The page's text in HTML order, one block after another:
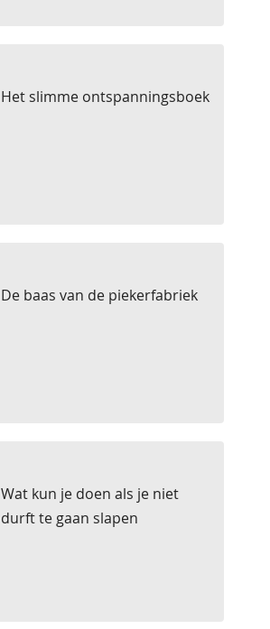
Het slimme ontspanningsboek
De baas van de piekerfabriek
Wat kun je doen als je niet
durft te gaan slapen